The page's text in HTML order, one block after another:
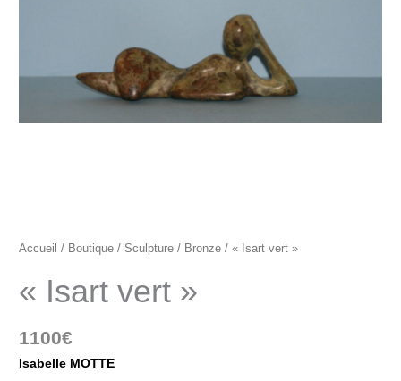
Accueil / Boutique / Sculpture / Bronze / « Isart vert »
« Isart vert »
1100€
Isabelle MOTTE